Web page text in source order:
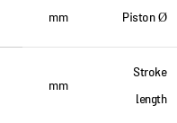
Piston Ø
mm
Stroke
length
mm